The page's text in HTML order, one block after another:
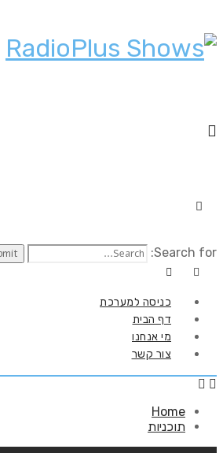
Search for:
כניסה למערכת
דף הבית
מי אנחנו
צור קשר
Home
תוכניות